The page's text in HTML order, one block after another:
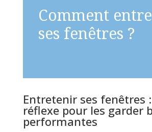
Comment
ses fenêtres ?
Entretenir ses fenêtres
réflexe pour les garder
performantes